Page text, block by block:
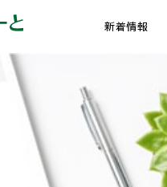
新着情報